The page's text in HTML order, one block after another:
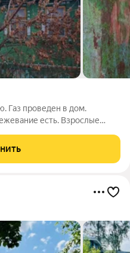
Газ проведен в дом.
есть. Взрослые